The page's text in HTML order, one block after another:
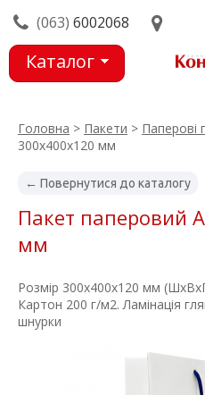
(063) 6002068
Каталог
Головна > Пакети > Паперові
300х400х120 мм
← Повернутися до каталогу
Пакет паперовий
мм
Розмір 300х400х120 мм
Картон 200 г/м2. Ламінація
шнурки